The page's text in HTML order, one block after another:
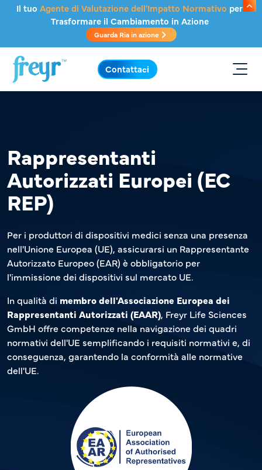
Salta al contenuto principale
Il tuo Agente di Valutazione dell'Impatto Normativo per
Trasformare il Cambiamento in Azione
Guarda Ria in azione
.
Contattaci
Rappresentanti
Autorizzati Europei (EC
REP)
Per i produttori di dispositivi medici senza una presenza
nell'Unione Europea (UE), assicurarsi un Rappresentante
Autorizzato Europeo (EAR) è obbligatorio per
l'immissione dei dispositivi sul mercato UE.
In qualità di membro dell'Associazione Europea dei
Rappresentanti Autorizzati (EAAR), Freyr Life Sciences
GmbH offre competenze nella navigazione dei quadri
normativi dell'UE semplificando i requisiti normativi e, di
conseguenza, garantendo la conformità alle normative
dell'UE.